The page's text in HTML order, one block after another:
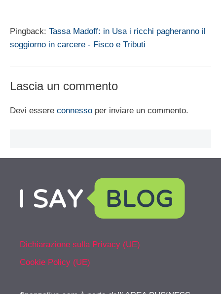
Pingback: Tassa Madoff: in Usa i ricchi pagheranno il
soggiorno in carcere - Fisco e Tributi
Lascia un commento
Devi essere connesso per inviare un commento.
Dichiarazione sulla Privacy (UE)
Cookie Policy (UE)